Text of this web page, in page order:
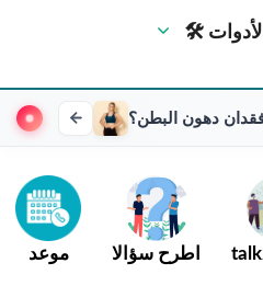
🛠 الأدوات
دهون البطن؟
موعد اطرح سؤالا